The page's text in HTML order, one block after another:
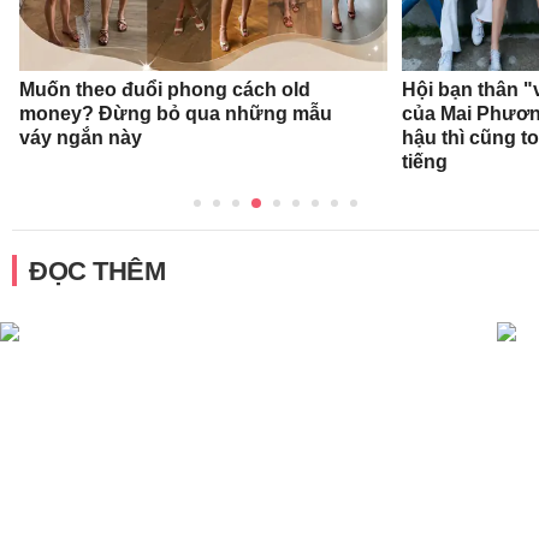
Muốn theo đuổi phong cách old
money? Đừng bỏ qua những mẫu
váy ngắn này
Hội bạn thân
của Mai
hậu thì cũng
tiếng
ĐỌC THÊM